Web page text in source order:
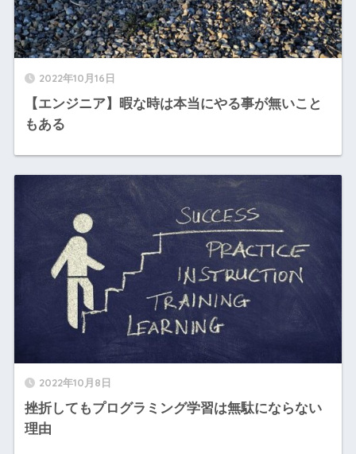
2022年10月16日
【エンジニア】暇な時は本当にやる事が無いこと
もある
2022年10月8日
挫折してもプログラミング学習は無駄にならない
理由